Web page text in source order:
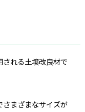
れる土壌改良材で
まざまなサイズが